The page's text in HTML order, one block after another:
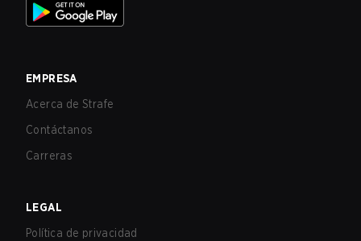
EMPRESA
Acerca de Strafe
Contáctanos
Carreras
LEGAL
Política de privacidad